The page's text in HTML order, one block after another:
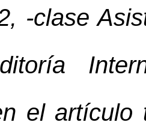
-clase
el artículo